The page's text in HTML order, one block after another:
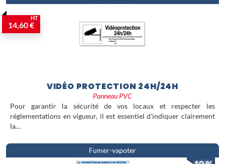
14,60 €
HT
VIDÉO PROTECTION 24H/24H
Panneau PVC
Pour garantir la sécurité de vos locaux et respecter les
réglementations en vigueur, il est essentiel d'indiquer clairement
la…
Fumer-vapoter